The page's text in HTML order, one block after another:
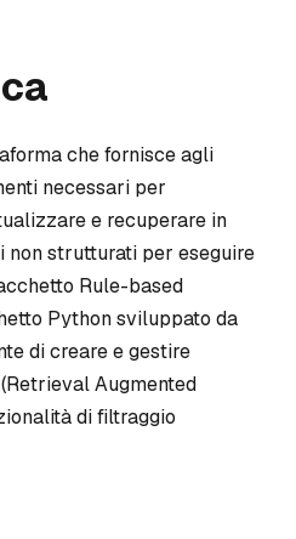
che fornisce agli
necessari per
e recuperare in
non strutturati per eseguire
Rule-based
Python sviluppato da
di creare e gestire
Augmented
di filtraggio